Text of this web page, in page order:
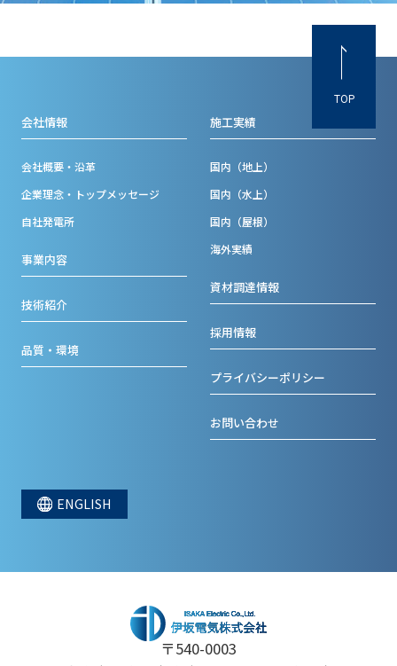
TOP
会社情報
会社概要・沿革
企業理念・トップメッセージ
自社発電所
事業内容
技術紹介
品質・環境
施工実績
国内（地上）
国内（水上）
国内（屋根）
海外実績
資材調達情報
採用情報
プライバシーポリシー
お問い合わせ
ENGLISH
〒540-0003